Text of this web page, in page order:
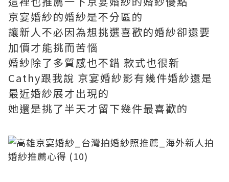
京宴婚紗的婚紗是不分區的
讓新人不必因為想挑選喜歡的婚紗卻還要
加價才能挑而苦惱
婚紗除了多質感也不錯 款式也很新
Cathy跟我說 京宴婚紗影有幾件婚紗還是
最近婚紗展才出現的
她還是挑了半天才留下幾件最喜歡的